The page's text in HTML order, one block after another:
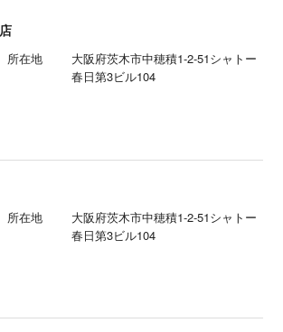
所在地
大阪府茨木市中穂積1-2-51シャトー
春日第3ビル104
所在地
大阪府茨木市中穂積1-2-51シャトー
春日第3ビル104